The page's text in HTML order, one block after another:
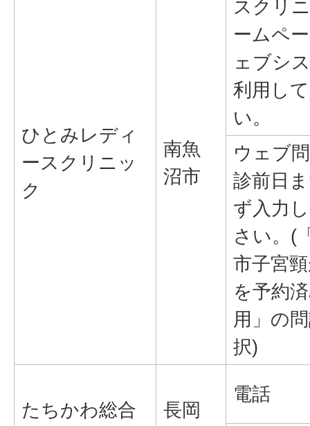
ひとみレディ
ースクリニッ
ク
南魚
沼市
スクリ
ームペ
ェブシ
利用し
い。
ウェブ
診前日
ず入力
さい。(
市子宮
を予約
用」の
択)
たちかわ総合
長岡
電話